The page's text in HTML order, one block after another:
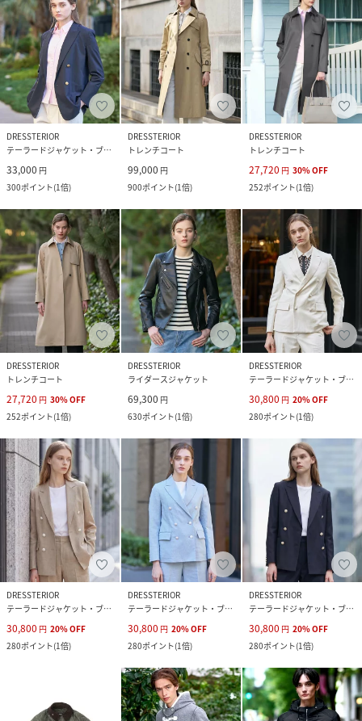
DRESSTERIOR
テーラードジャケット・ブレザー
33,000 円
300ポイント(1倍)
DRESSTERIOR
トレンチコート
99,000 円
900ポイント(1倍)
DRESSTERIOR
トレンチコート
27,720 円 30%OFF
252ポイント(1倍)
DRESSTERIOR
トレンチコート
27,720 円 30%OFF
252ポイント(1倍)
DRESSTERIOR
ライダースジャケット
69,300 円
630ポイント(1倍)
DRESSTERIOR
テーラードジャケット・ブレザー
30,800 円 20%OFF
280ポイント(1倍)
DRESSTERIOR
テーラードジャケット・ブレザー
30,800 円 20%OFF
280ポイント(1倍)
DRESSTERIOR
テーラードジャケット・ブレザー
30,800 円 20%OFF
280ポイント(1倍)
DRESSTERIOR
テーラードジャケット・ブレザー
30,800 円 20%OFF
280ポイント(1倍)